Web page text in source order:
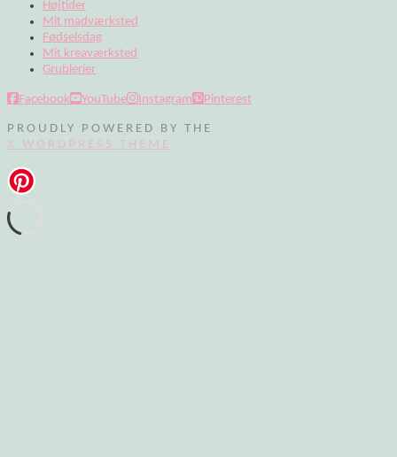
Højtider
Mit madværksted
Fødselsdag
Mit kreaværksted
Grublerier
Facebook YouTube Instagram Pinterest
PROUDLY POWERED BY THE
X WORDPRESS THEME